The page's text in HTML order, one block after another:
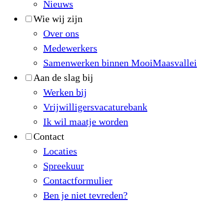
Nieuws
Wie wij zijn
Over ons
Medewerkers
Samenwerken binnen MooiMaasvallei
Aan de slag bij
Werken bij
Vrijwilligersvacaturebank
Ik wil maatje worden
Contact
Locaties
Spreekuur
Contactformulier
Ben je niet tevreden?